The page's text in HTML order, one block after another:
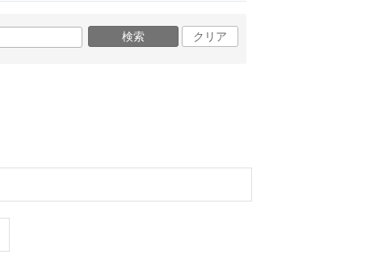
検索 クリア